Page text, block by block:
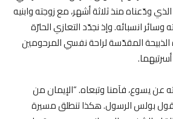
ودّعناه منذ ثلاثة أشهر، مع زوجته وابنيه
انسبائه. وإذ نجدّد التعازي الحارّة
المقدّسة لراحة نفسي المرحومين
.
عن يسوع، فآمنا وتبعاه. “الإيمان من
(روما 10: 17)، يقول بولس الرسول. هكذا تنطلق مسيرة